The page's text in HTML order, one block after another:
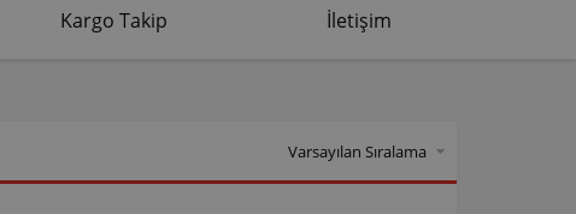
Kargo Takip İletişim